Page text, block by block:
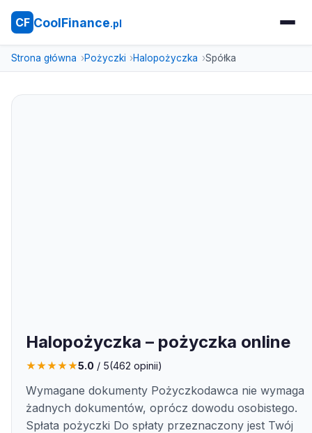
CF CoolFinance.pl
Strona główna Pożyczki Halopożyczka Spółka
Halopożyczka – pożyczka online
★★★★★5.0 / 5(462 opinii)
Wymagane dokumenty Pożyczkodawca nie wymaga
żadnych dokumentów, oprócz dowodu osobistego.
Spłata pożyczki Do spłaty przeznaczony jest Twój